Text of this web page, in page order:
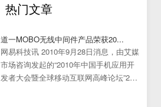
热门文章
道一MOBO无线中间件产品荣获20...
网易科技讯 2010年9月28日消息，由艾媒
市场咨询发起的“2010年中国手机应用开
发者大会暨全球移动互联网高峰论坛”25